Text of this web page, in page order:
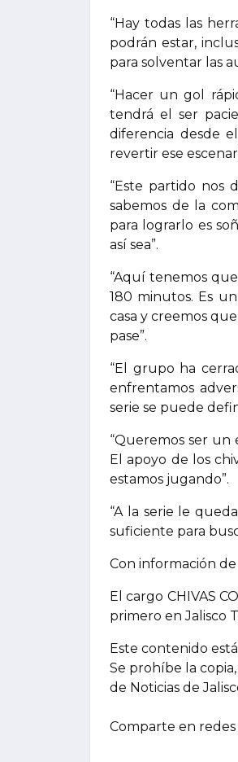
“Hay todas las
podrán estar,
para solventar las
“Hacer un gol
tendrá el ser
diferencia desde
revertir ese
“Este partido nos
sabemos de la
para lograrlo es
así sea”.
“Aquí tenemos
180 minutos. Es
casa y creemos
pase”.
“El grupo ha
enfrentamos
serie se puede
“Queremos ser
El apoyo de los
estamos jugando”.
“A la serie le
suficiente para
Con información
El cargo CHIVAS
primero en Jalisco
Este contenido
Se prohíbe la
de Noticias de
Comparte en redes